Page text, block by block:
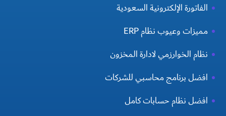
الفاتورة الإلكترونية السعودية
مميزات وعيوب نظام ERP
نظام الخوارزمي لادارة المخزون
افضل برنامج محاسبي للشركات
افضل نظام حسابات كامل